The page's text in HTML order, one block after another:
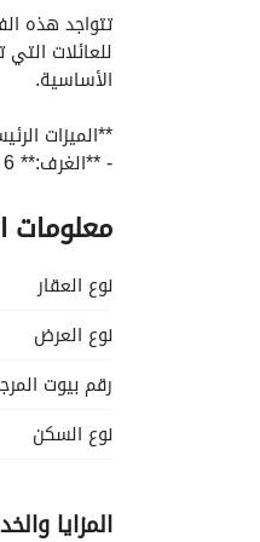
الأساسية.
**الميزات
- **الغرف:** 6
- **مفروشة:**
- **المرافق
- الكهرباء
- إمداد المياه
- الصرف الصحي
معلومات
نوع العقار
نوع العرض
رقم بيوت
نوع السكن
المزايا